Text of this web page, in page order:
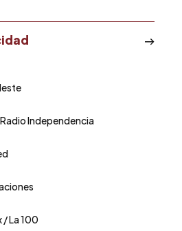
Radio Independencia
/ La 100